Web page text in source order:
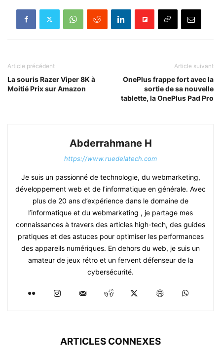
Article précédent
La souris Razer Viper 8K à
Moitié Prix sur Amazon
Article suivant
OnePlus frappe fort avec la
sortie de sa nouvelle
tablette, la OnePlus Pad Pro
Abderrahmane H
https://www.ruedelatech.com
Je suis un passionné de technologie, du webmarketing,
développement web et de l'informatique en générale. Avec
plus de 20 ans d’expérience dans le domaine de
l’informatique et du webmarketing , je partage mes
connaissances à travers des articles high-tech, des guides
pratiques et des astuces pour optimiser les performances
des appareils numériques. En dehors du web, je suis un
amateur de jeux rétro et un fervent défenseur de la
cybersécurité.
ARTICLES CONNEXES